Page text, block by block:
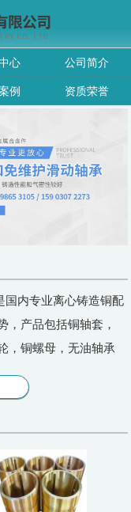
心
公司简介
例 资质荣誉
内专业离心铸造铜配
，产品包括铜轴套，
，铜螺母，无油轴承